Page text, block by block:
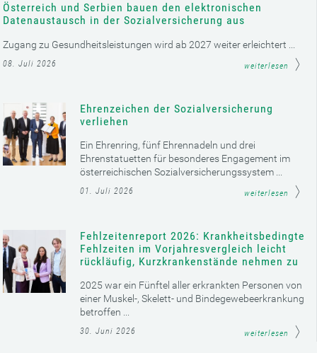
Österreich und Serbien bauen den elektronischen
Datenaustausch in der Sozialversicherung aus
Zugang zu Gesundheitsleistungen wird ab 2027 weiter erleichtert ...
08. Juli 2026 weiterlesen
Ehrenzeichen der Sozialversicherung
verliehen
Ein Ehrenring, fünf Ehrennadeln und drei
Ehrenstatuetten für besonderes Engagement im
österreichischen Sozialversicherungssystem ...
01. Juli 2026 weiterlesen
Fehlzeitenreport 2026: Krankheitsbedingte
Fehlzeiten im Vorjahresvergleich leicht
rückläufig, Kurzkrankenstände nehmen zu
2025 war ein Fünftel aller erkrankten Personen von
einer Muskel-, Skelett- und Bindegewebeerkrankung
betroffen ...
30. Juni 2026 weiterlesen